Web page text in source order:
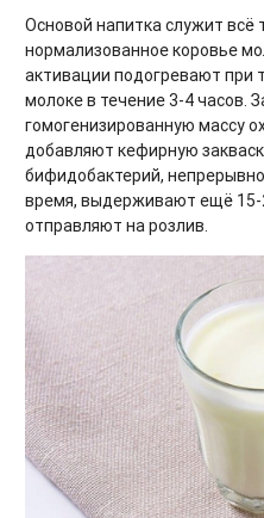
Основой напитка служит всё
нормализованное коровье
активации подогревают при
молоке в течение 3-4 часов.
гомогенизированную массу
добавляют кефирную
бифидобактерий,
время, выдерживают ещё 15-
отправляют на розлив.